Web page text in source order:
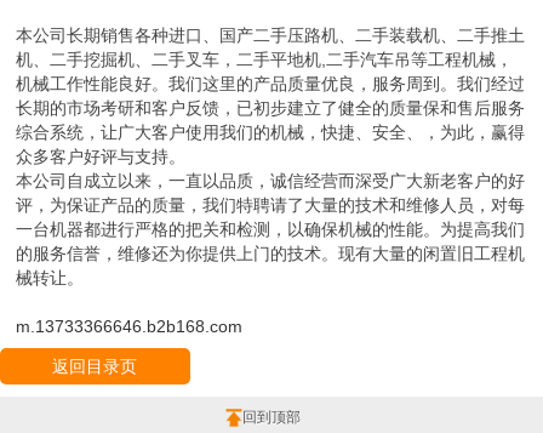
本公司长期销售各种进口、国产二手压路机、二手装载机、二手推土
机、二手挖掘机、二手叉车，二手平地机,二手汽车吊等工程机械，
机械工作性能良好。我们这里的产品质量优良，服务周到。我们经过
长期的市场考研和客户反馈，已初步建立了健全的质量保和售后服务
综合系统，让广大客户使用我们的机械，快捷、安全、，为此，赢得
众多客户好评与支持。
本公司自成立以来，一直以品质，诚信经营而深受广大新老客户的好
评，为保证产品的质量，我们特聘请了大量的技术和维修人员，对每
一台机器都进行严格的把关和检测，以确保机械的性能。为提高我们
的服务信誉，维修还为你提供上门的技术。现有大量的闲置旧工程机
械转让。
m.13733366646.b2b168.com
返回目录页
回到顶部